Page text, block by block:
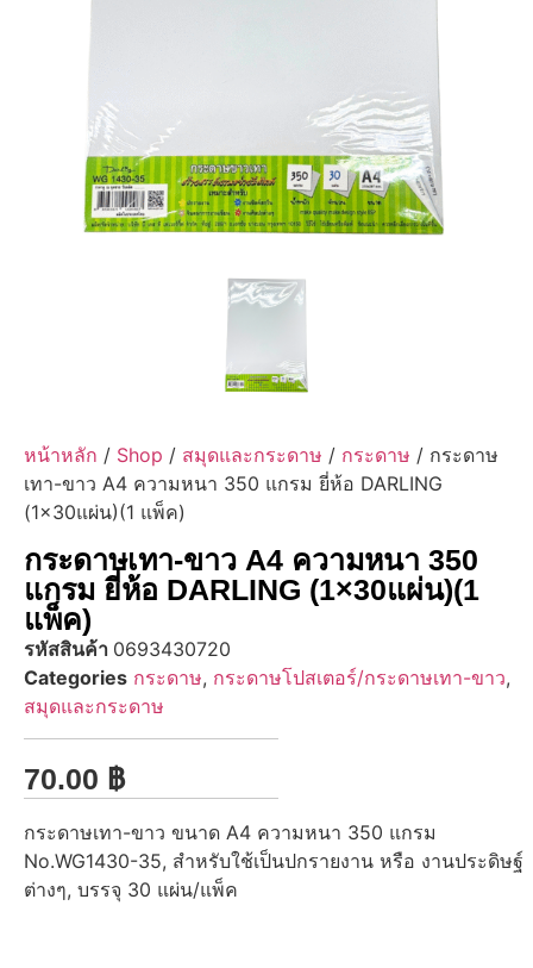
หน้าหลัก / Shop / สมุดและกระดาษ / กระดาษ / กระดาษ
เทา-ขาว A4 ความหนา 350 แกรม ยี่ห้อ DARLING
(1×30แผ่น)(1 แพ็ค)
กระดาษเทา-ขาว A4 ความหนา 350
แกรม ยี่ห้อ DARLING (1×30แผ่น)(1
แพ็ค)
รหัสสินค้า 0693430720
Categories กระดาษ, กระดาษโปสเตอร์/กระดาษเทา-ขาว,
สมุดและกระดาษ
70.00 ฿
กระดาษเทา-ขาว ขนาด A4 ความหนา 350 แกรม
No.WG1430-35, สำหรับใช้เป็นปกรายงาน หรือ งานประดิษฐ์​
ต่างๆ, บรรจุ 30 แผ่น/แพ็ค